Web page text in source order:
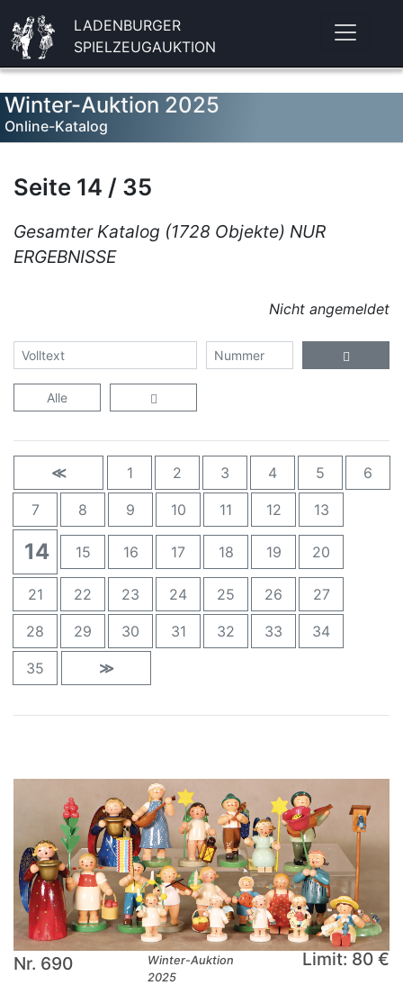
LADENBURGER
SPIELZEUGAUKTION
Winter-Auktion 2025
Online-Katalog
Seite 14 / 35
Gesamter Katalog (1728 Objekte) NUR
ERGEBNISSE
Nicht angemeldet
Alle
≪ 1 2 3 4 5 6
7 8 9 10 11 12 13
14 15 16 17 18 19 20
21 22 23 24 25 26 27
28 29 30 31 32 33 34
35 ≫
Nr. 690
Winter-Auktion
2025
Limit: 80 €